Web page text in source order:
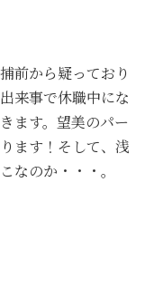
前から疑っており
来事で休職中にな
ます。望美のパー
ます！そして、浅
なのか・・・。